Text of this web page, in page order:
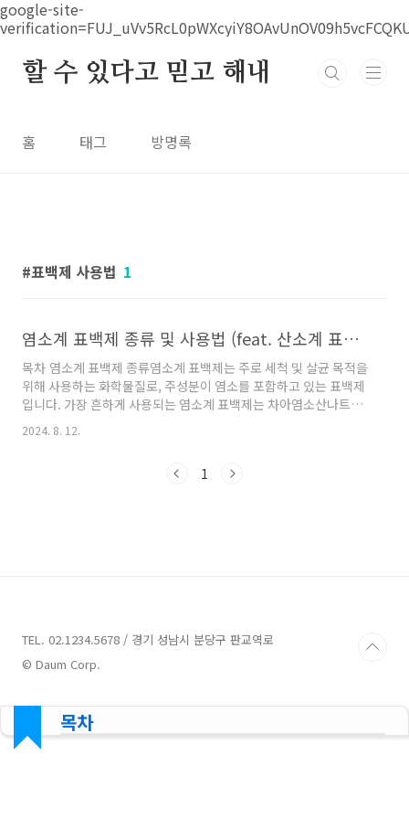
google-site-
본문 바로가기
할 수 있다고 믿고 해내
홈 태그 방명록
표백제 사용법 1
염소계 표백제 종류 및 사용법 (feat. 산소계 표백제)
목차 염소계 표백제 종류염소계 표백제는 주로 세척 및 살균 목적을
위해 사용하는 화학물질로, 주성분이 염소를 포함하고 있는 표백제
입니다. 가장 흔하게 사용되는 염소계 표백제는 차아염소산나트륨
(Sodium Hypochlorite)입니다. 차아염소산나트륨 (NaOCl): 상
업적으로 판매되는 염소계 표백제의 주성분입니다. 물에 녹으면 차
화제와 살균제로 작용합니다.형태: 액체 형태로 가장 일반적으로 사
2024. 8. 12.
1
TEL. 02.1234.5678 / 경기 성남시 분당구 판교역로
© Daum Corp.
목차